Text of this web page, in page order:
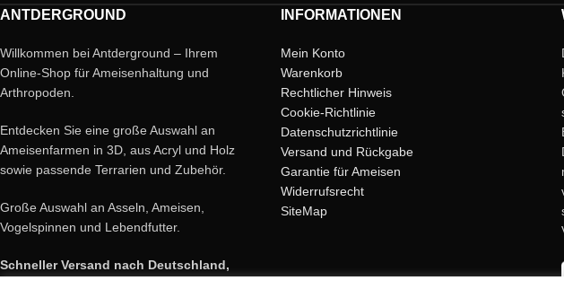
ANTDERGROUND
Willkommen bei Antderground – Ihrem
Online-Shop für Ameisenhaltung und
Arthropoden.
Entdecken Sie eine große Auswahl an
Ameisenfarmen in 3D, aus Acryl und Holz
sowie passende Terrarien und Zubehör.
Große Auswahl an Asseln, Ameisen,
Vogelspinnen und Lebendfutter.
Schneller Versand nach Deutschland,
INFORMATIONEN
Mein Konto
Warenkorb
Rechtlicher Hinweis
Cookie-Richtlinie
Datenschutzrichtlinie
Versand und Rückgabe
Garantie für Ameisen
Widerrufsrecht
SiteMap